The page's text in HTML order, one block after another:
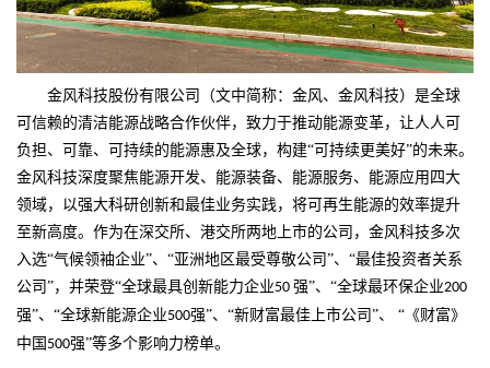
金风科技股份有限公司（文中简称：金风、金风科技）是全球
可信赖的清洁能源战略合作伙伴，致力于推动能源变革，让人人可
负担、可靠、可持续的能源惠及全球，构建“可持续更美好”的未来。
金风科技深度聚焦能源开发、能源装备、能源服务、能源应用四大
领域，以强大科研创新和最佳业务实践，将可再生能源的效率提升
至新高度。作为在深交所、港交所两地上市的公司，金风科技多次
入选“气候领袖企业”、“亚洲地区最受尊敬公司”、“最佳投资者关系
公司”，并荣登“全球最具创新能力企业50 强”、“全球最环保企业200
强”、“全球新能源企业500强”、“新财富最佳上市公司”、 “《财富》
中国 500强”等多个影响力榜单。